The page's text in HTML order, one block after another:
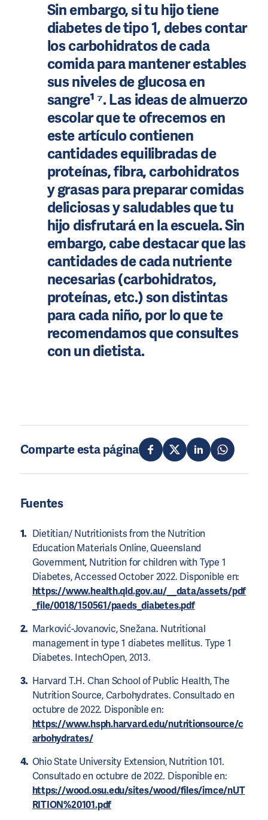
Sin embargo, si tu hijo tiene
diabetes de tipo 1, debes contar
los carbohidratos de cada
comida para mantener estables
sus niveles de glucosa en
sangre¹ ⁷. Las ideas de almuerzo
escolar que te ofrecemos en
este artículo contienen
cantidades equilibradas de
proteínas, fibra, carbohidratos
y grasas para preparar comidas
deliciosas y saludables que tu
hijo disfrutará en la escuela. Sin
embargo, cabe destacar que las
cantidades de cada nutriente
necesarias (carbohidratos,
proteínas, etc.) son distintas
para cada niño, por lo que te
recomendamos que consultes
con un dietista.
Comparte esta página
Fuentes
Dietitian/ Nutritionists from the Nutrition
Education Materials Online, Queensland
Government, Nutrition for children with Type 1
Diabetes, Accessed October 2022. Disponible en:
https://www.health.qld.gov.au/__data/assets/pdf
_file/0018/150561/paeds_diabetes.pdf
Marković-Jovanovic, Snežana. Nutritional
management in type 1 diabetes mellitus. Type 1
Diabetes. IntechOpen, 2013.
Harvard T.H. Chan School of Public Health, The
Nutrition Source, Carbohydrates. Consultado en
octubre de 2022. Disponible en:
https://www.hsph.harvard.edu/nutritionsource/c
arbohydrates/
Ohio State University Extension, Nutrition 101.
Consultado en octubre de 2022. Disponible en:
https://wood.osu.edu/sites/wood/files/imce/nUT
RITION%20101.pdf